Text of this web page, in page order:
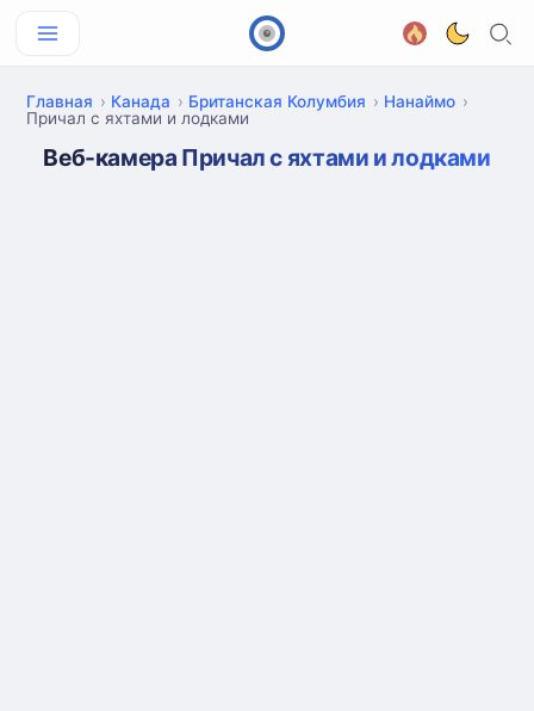
Главная Канада Британская Колумбия
Нанаймо
Причал с яхтами и лодками
Веб-камера Причал с яхтами и лодками